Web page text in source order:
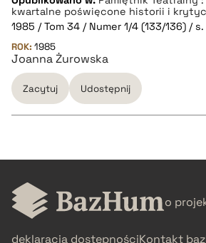
pobierz cytat
BIBTEX
pobierz cytat
kwartalne poświęcone historii i
1985 / Tom 34 / Numer 1/4 (133/136) /
ROK: 1985
Joanna Żurowska
Zacytuj Udostępnij
CZYSTY TEKST
pobierz cytat o
deklaracja dostępnościKontakt